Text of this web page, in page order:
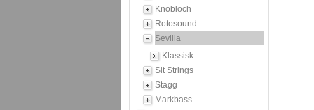
Knobloch
Rotosound
Sevilla
Klassisk
Sit Strings
Stagg
Markbass